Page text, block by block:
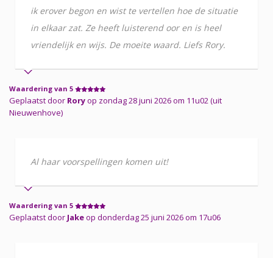
ik erover begon en wist te vertellen hoe de situatie
in elkaar zat. Ze heeft luisterend oor en is heel
vriendelijk en wijs. De moeite waard. Liefs Rory.
Waardering van 5
Geplaatst door Roryop zondag 28 juni 2026 om 11u02 (uit
Nieuwenhove)
Al haar voorspellingen komen uit!
Waardering van 5
Geplaatst door Jakeop donderdag 25 juni 2026 om 17u06